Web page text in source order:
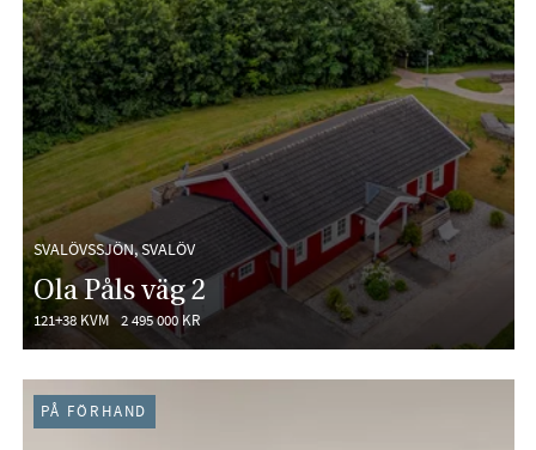
SVALÖVSSJÖN, SVALÖV
Ola Påls väg 2
121+38 KVM 2 495 000 KR
PÅ FÖRHAND